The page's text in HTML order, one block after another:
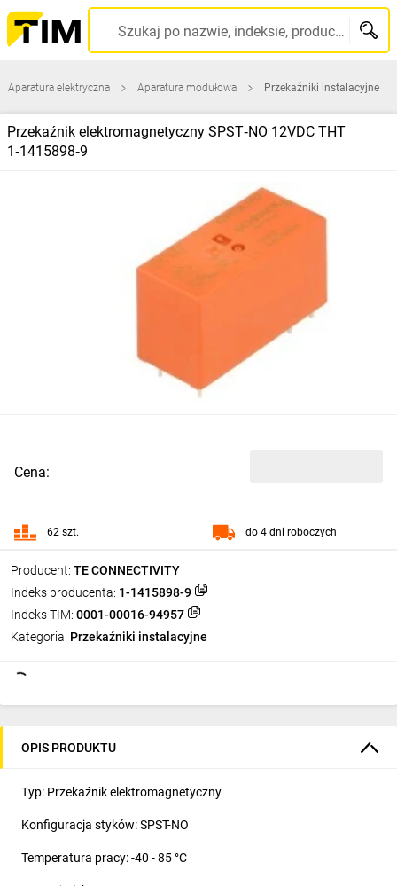
Szukaj po nazwie, indeksie, producencie, kodzie kreskowym...
Aparatura elektryczna Aparatura modułowa Przekaźniki instalacyjne
Przekaźnik elektromagnetyczny SPST‑NO 12VDC THT
1‑1415898‑9
Producent: TE CONNECTIVITY
Indeks producenta: 1-1415898-9
Indeks TIM: 0001-00016-94957
Kategoria: Przekaźniki instalacyjne
Cena:
62 szt. do 4 dni roboczych
OPIS PRODUKTU
Typ: Przekaźnik elektromagnetyczny
Konfiguracja styków: SPST-NO
Temperatura pracy: -40 - 85 °C